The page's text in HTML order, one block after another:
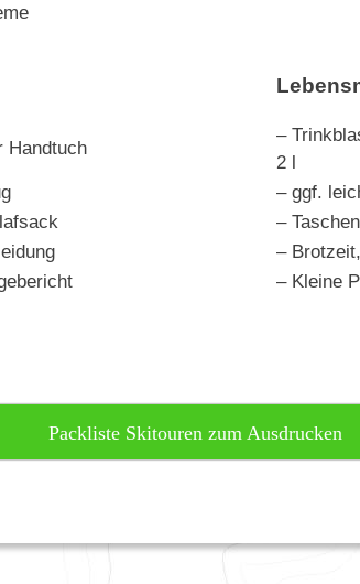
Handtuch
–
2 l
– ggf.
–
–
– Kleine
Packliste Skitouren zum Ausdrucken